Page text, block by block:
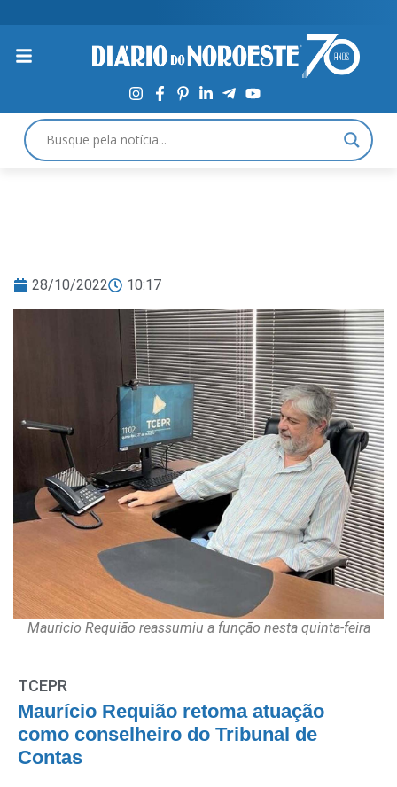
28/10/2022 10:17
Mauricio Requião reassumiu a função nesta quinta-feira
TCEPR
Maurício Requião retoma atuação
como conselheiro do Tribunal de
Contas